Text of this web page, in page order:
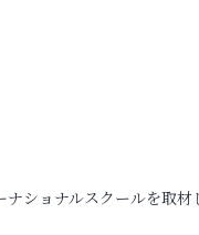
ショナルスクールを取材